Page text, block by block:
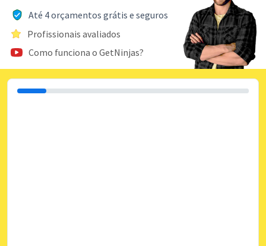
Até 4 orçamentos grátis e seguros
Profissionais avaliados
Como funciona o GetNinjas?